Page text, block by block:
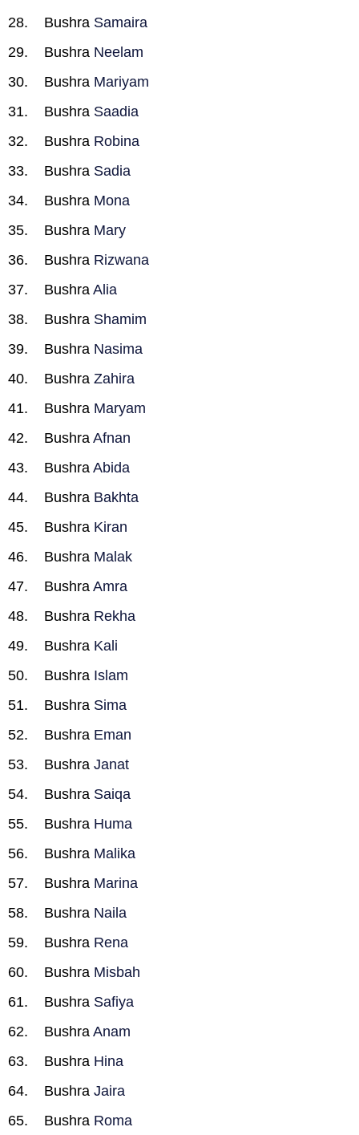
Bushra Samaira
Bushra Neelam
Bushra Mariyam
Bushra Saadia
Bushra Robina
Bushra Sadia
Bushra Mona
Bushra Mary
Bushra Rizwana
Bushra Alia
Bushra Shamim
Bushra Nasima
Bushra Zahira
Bushra Maryam
Bushra Afnan
Bushra Abida
Bushra Bakhta
Bushra Kiran
Bushra Malak
Bushra Amra
Bushra Rekha
Bushra Kali
Bushra Islam
Bushra Sima
Bushra Eman
Bushra Janat
Bushra Saiqa
Bushra Huma
Bushra Malika
Bushra Marina
Bushra Naila
Bushra Rena
Bushra Misbah
Bushra Safiya
Bushra Anam
Bushra Hina
Bushra Jaira
Bushra Roma